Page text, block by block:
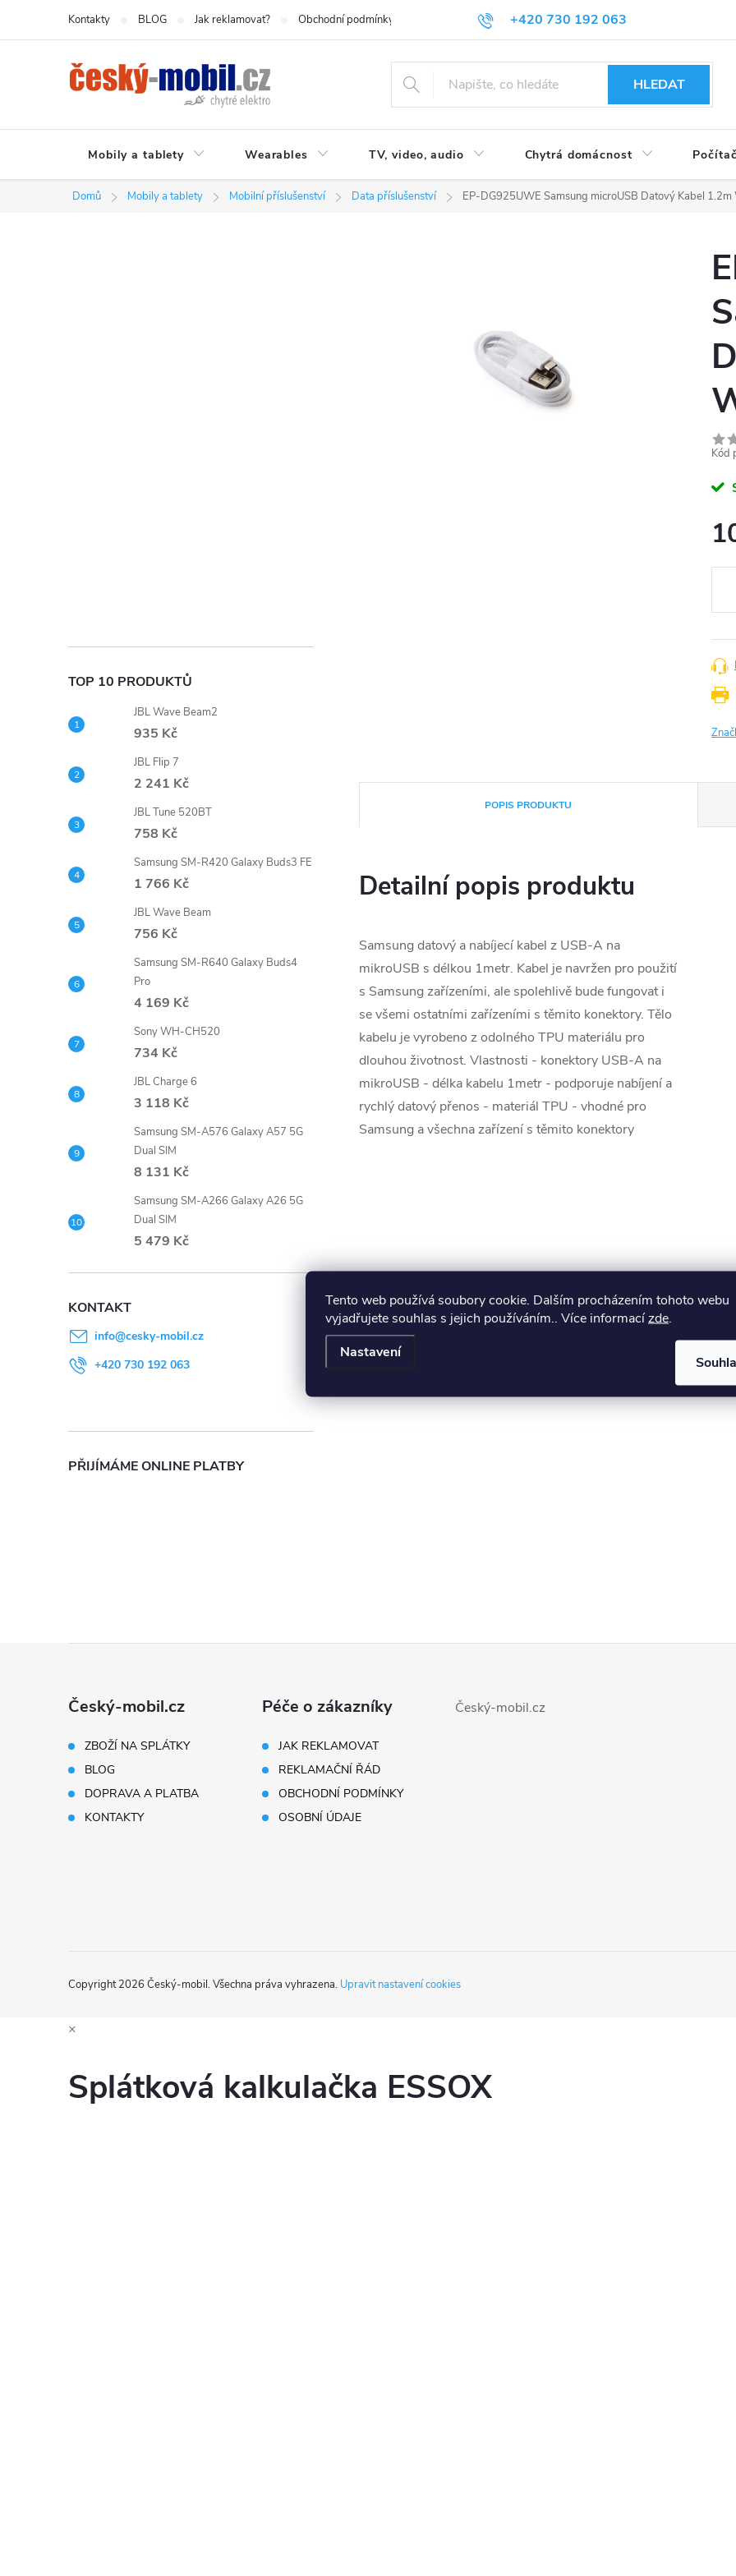
Tento web používá soubory cookie. Dalším procházením tohoto webu
vyjadřujete souhlas s jejich používáním.. Více informacízde.
Nastavení
+420 730 192 063
Kontakty BLOG Jak reklamovat? Obchodní podmínky Podmínky ochrany osobních údajů
HLEDAT
Mobily a tablety Wearables TV, video, audio Chytrá domácnost
Domů Mobily a tablety Mobilní příslušenství Data příslušenství EP-DG925UWE Samsung microUSB Datový Kabel 1.2m
p
a
n
e
TOP 10 PRODUKTŮ
JBL Wave Beam2
935 Kč
JBL Flip 7
2 241 Kč
JBL Tune 520BT
758 Kč
Samsung SM-R420 Galaxy Buds3 FE
1 766 Kč
JBL Wave Beam
756 Kč
Samsung SM-R640 Galaxy Buds4
Pro
4 169 Kč
Sony WH-CH520
734 Kč
JBL Charge 6
3 118 Kč
Samsung SM-A576 Galaxy A57 5G
Dual SIM
8 131 Kč
Samsung SM-A266 Galaxy A26 5G
Dual SIM
5 479 Kč
KONTAKT
info@cesky-mobil.cz
+420 730 192 063
PŘIJÍMÁME ONLINE PLATBY
Kód
POPIS PRODUKTU
Detailní popis produktu
Samsung datový a nabíjecí kabel z USB-A na
mikroUSB s délkou 1metr. Kabel je navržen pro použití
s Samsung zařízeními, ale spolehlivě bude fungovat i
se všemi ostatními zařízeními s těmito konektory. Tělo
kabelu je vyrobeno z odolného TPU materiálu pro
dlouhou životnost. Vlastnosti - konektory USB-A na
mikroUSB - délka kabelu 1metr - podporuje nabíjení a
rychlý datový přenos - materiál TPU - vhodné pro
Samsung a všechna zařízení s těmito konektory
Český-mobil.cz
ZBOŽÍ NA SPLÁTKY
BLOG
DOPRAVA A PLATBA
KONTAKTY
Péče o zákazníky
JAK REKLAMOVAT
REKLAMAČNÍ ŘÁD
OBCHODNÍ PODMÍNKY
OSOBNÍ ÚDAJE
Český-mobil.cz
Copyright 2026 Český-mobil. Všechna práva vyhrazena. Upravit nastavení cookies
×
Splátková kalkulačka ESSOX